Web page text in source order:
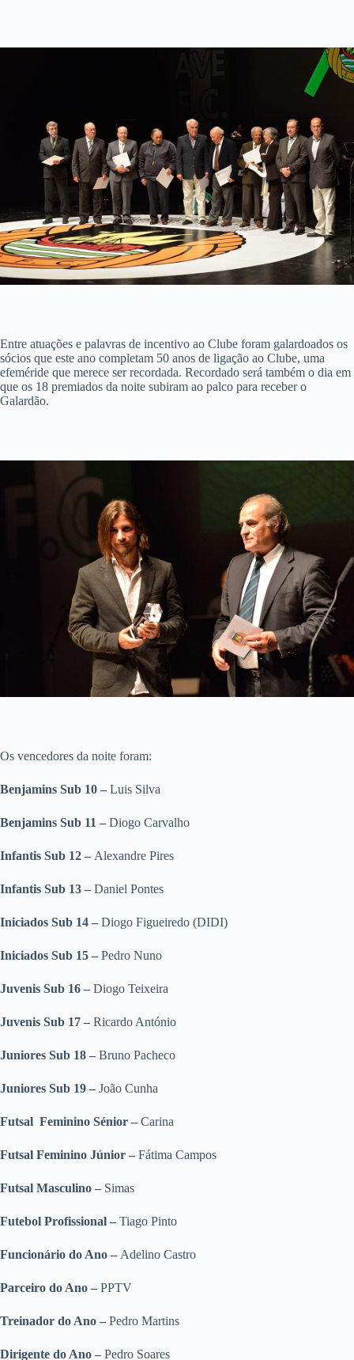
Entre atuações e palavras de incentivo ao Clube foram galardoados os
sócios que este ano completam 50 anos de ligação ao Clube, uma
efeméride que merece ser recordada. Recordado será também o dia em
que os 18 premiados da noite subiram ao palco para receber o
Galardão.
Os vencedores da noite foram:
Benjamins Sub 10 – Luis Silva
Benjamins Sub 11 – Diogo Carvalho
Infantis Sub 12 – Alexandre Pires
Infantis Sub 13 – Daniel Pontes
Iniciados Sub 14 – Diogo Figueiredo (DIDI)
Iniciados Sub 15 – Pedro Nuno
Juvenis Sub 16 – Diogo Teixeira
Juvenis Sub 17 – Ricardo António
Juniores Sub 18 – Bruno Pacheco
Juniores Sub 19 – João Cunha
Futsal Feminino Sénior – Carina
Futsal Feminino Júnior – Fátima Campos
Futsal Masculino – Simas
Futebol Profissional – Tiago Pinto
Funcionário do Ano – Adelino Castro
Parceiro do Ano – PPTV
Treinador do Ano – Pedro Martins
Dirigente do Ano – Pedro Soares